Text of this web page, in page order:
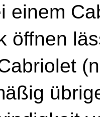
einem
öffnen